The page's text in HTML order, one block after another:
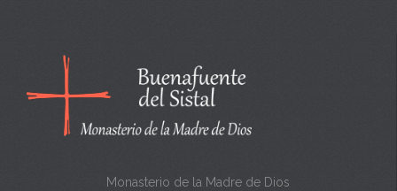
n
a
Monasterio de la Madre de Dios